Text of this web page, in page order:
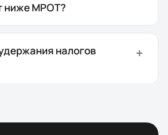
ниже МРОТ?
налогов